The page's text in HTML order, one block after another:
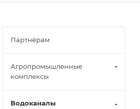
Партнёрам
Агропромышленные
комплексы
Водоканалы